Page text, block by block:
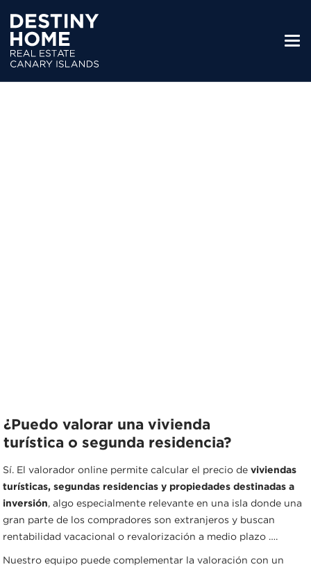
¿Puedo valorar una vivienda
turística o segunda residencia?
Sí. El valorador online permite calcular el precio deviviendas
turísticas, segundas residencias y propiedades destinadas a
inversión, algo especialmente relevante en una isla donde una
gran parte de los compradores son extranjeros y buscan
rentabilidad vacacional o revalorización a medio plazo ….
Nuestro equipo puede complementar la valoración con un